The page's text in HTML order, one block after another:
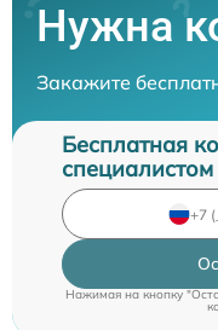
Нужна
Закажите
Бесплатная
специалистом
Нажимая на кнопку